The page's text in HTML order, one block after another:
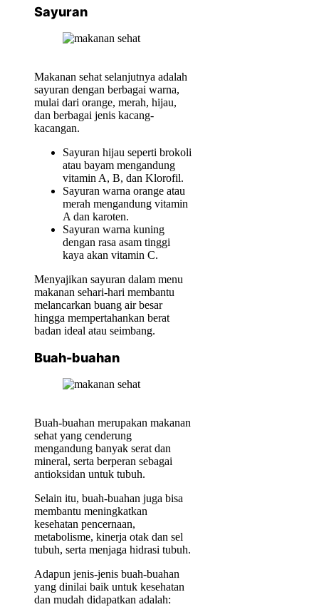
Sayuran
Makanan sehat selanjutnya adalah
sayuran dengan berbagai warna,
mulai dari orange, merah, hijau,
dan berbagai jenis kacang-
kacangan.
Sayuran hijau seperti brokoli
atau bayam mengandung
vitamin A, B, dan Klorofil.
Sayuran warna orange atau
merah mengandung vitamin
A dan karoten.
Sayuran warna kuning
dengan rasa asam tinggi
kaya akan vitamin C.
Menyajikan sayuran dalam menu
makanan sehari-hari membantu
melancarkan buang air besar
hingga mempertahankan berat
badan ideal atau seimbang.
Buah-buahan
Buah-buahan merupakan makanan
sehat yang cenderung
mengandung banyak serat dan
mineral, serta berperan sebagai
antioksidan untuk tubuh.
Selain itu, buah-buahan juga bisa
membantu meningkatkan
kesehatan pencernaan,
metabolisme, kinerja otak dan sel
tubuh, serta menjaga hidrasi tubuh.
Adapun jenis-jenis buah-buahan
yang dinilai baik untuk kesehatan
dan mudah didapatkan adalah: